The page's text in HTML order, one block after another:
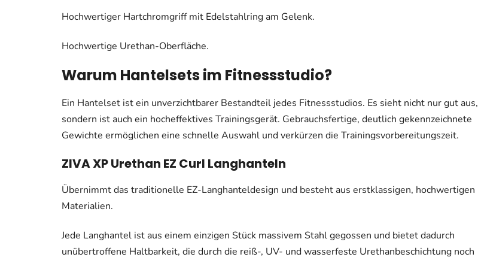
Hochwertiger Hartchromgriff mit Edelstahlring am Gelenk.
Hochwertige Urethan-Oberfläche.
Warum Hantelsets im Fitnessstudio?
Ein Hantelset ist ein unverzichtbarer Bestandteil jedes Fitnessstudios. Es sieht nicht nur gut aus,
sondern ist auch ein hocheffektives Trainingsgerät. Gebrauchsfertige, deutlich gekennzeichnete
Gewichte ermöglichen eine schnelle Auswahl und verkürzen die Trainingsvorbereitungszeit.
ZIVA XP Urethan EZ Curl Langhanteln
Übernimmt das traditionelle EZ-Langhanteldesign und besteht aus erstklassigen, hochwertigen
Materialien.
Jede Langhantel ist aus einem einzigen Stück massivem Stahl gegossen und bietet dadurch
unübertroffene Haltbarkeit, die durch die reiß-, UV- und wasserfeste Urethanbeschichtung noch